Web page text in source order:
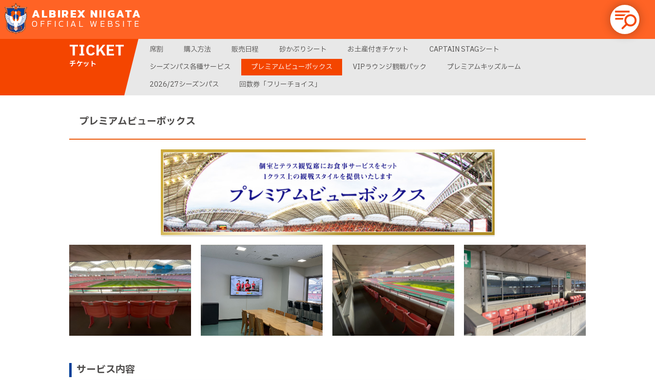
ALBIREX NIIGATA
OFFICIAL WEBSITE
TICKET
チケット
席割 購入方法 販売日程 砂かぶりシート お土産付きチケット
CAPTAIN STAGシート
シーズンパス各種サービス
プレミアムビューボックス VIPラウンジ観戦パック
プレミアムキッズルーム
2026/27シーズンパス
回数券「フリーチョイス」
プレミアムビューボックス
サービス内容